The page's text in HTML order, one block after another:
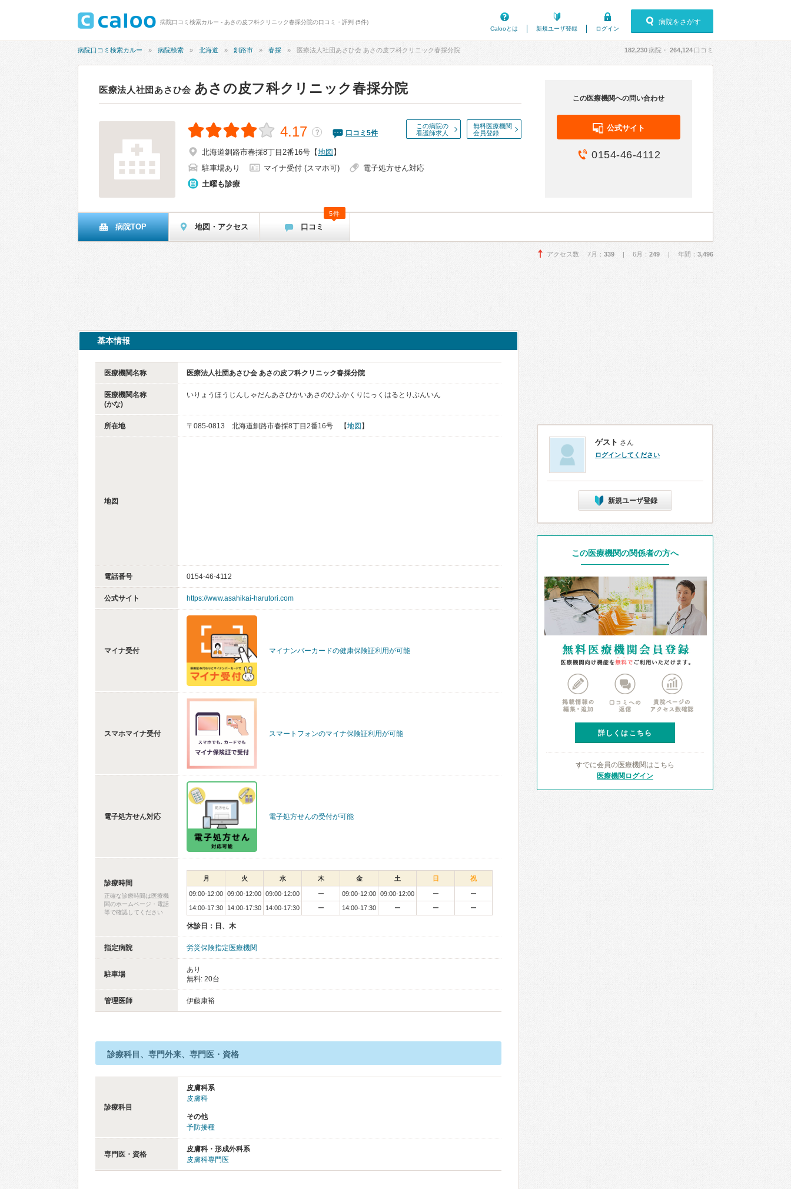
病院口コミ検索カルー - あさの皮フ科クリニック春採分院の口コミ・評判 (5件)
Calooとは
新規ユーザ登録 ログイン
病院をさがす
病院口コミ検索カルー 病院検索 北海道 釧路市 春採 医療法人社団あさひ会 あさの皮フ科クリニック春採分院 182,230病院・ 264,124 口コミ
医療法人社団あさひ会 あさの皮フ科クリニック春採分院
この病院の
看護師求人
無料医療機関
会員登録
4.17 ？ 口コミ 5件
北海道釧路市春採8丁目2番16号 【地図 】
駐車場あり
マイナ受付 (スマホ可)
電子処方せん対応
土曜も診療
この医療機関への問い合わせ
公式サイト
0154-46-4112
病院TOP 地図・アクセス 口コミ
5件
アクセス数 7月： 339 | 6月： 249 | 年間： 3,496
基本情報
医療機関名称 医療法人社団あさひ会 あさの皮フ科クリニック春採分院
医療機関名称
(かな)
いりょうほうじんしゃだんあさひかいあさのひふかくりにっくはるとりぶんいん
所在地 〒085-0813 北海道釧路市春採8丁目2番16号 【地図 】
地図
電話番号 0154-46-4112
公式サイト https://www.asahikai-harutori.com
マイナ受付 マイナンバーカードの健康保険証利用が可能
スマホマイナ受付 スマートフォンのマイナ保険証利用が可能
電子処方せん対応 電子処方せんの受付が可能
診療時間
正確な診療時間は医療機
関のホームページ・電話
等で確認してください
月 火 水 木 金 土 日 祝
09:00-12:00 09:00-12:00 09:00-12:00 ー 09:00-12:00 09:00-12:00 ー
ー
14:00-17:30
14:00-17:30 14:00-17:30 ー 14:00-17:30 ー ー ー
休診日：日、木
指定病院 労災保険指定医療機関
駐車場
あり
無料: 20台
管理医師 伊藤康裕
診療科目、専門外来、専門医・資格
診療科目
皮膚科系
皮膚科
その他
予防接種
専門医・資格
皮膚科・形成外科系
皮膚科専門医
ゲスト さん
ログインしてください
新規ユーザ登録
この医療機関の関係者の方へ
詳しくはこちら
すでに会員の医療機関はこちら
医療機関ログイン